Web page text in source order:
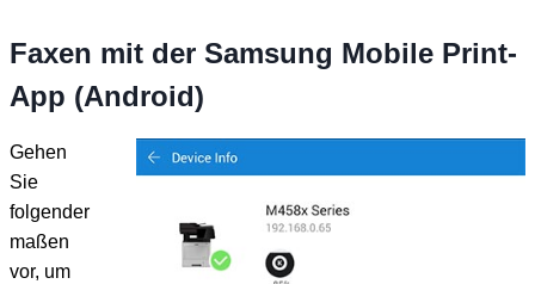
Faxen mit der Samsung Mobile Print-
App (Android)
Gehen
Sie
folgender
maßen
vor, um